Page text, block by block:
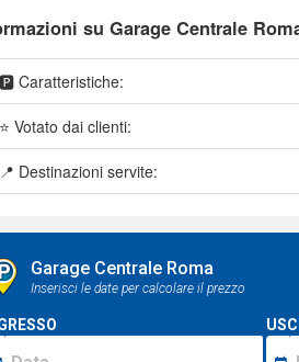
su Garage Centrale
🅿️ Caratteristiche:
⭐ Votato dai clienti:
📍 Destinazioni servite:
Garage Centrale Roma
Inserisci le date per calcolare il prezzo